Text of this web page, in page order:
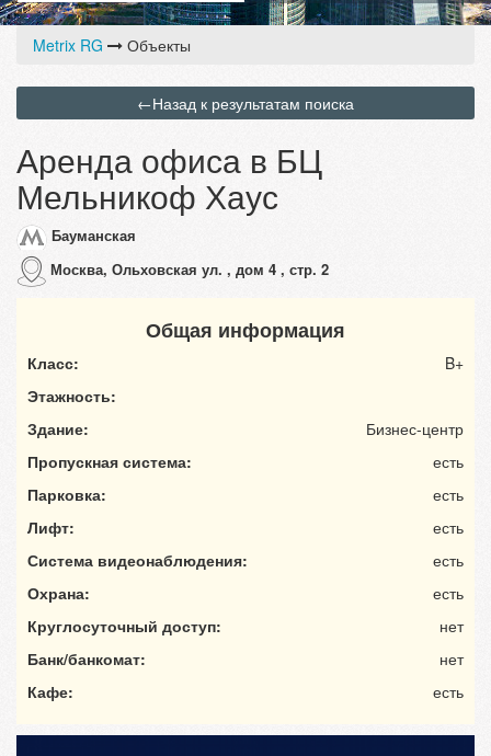
Metrix RG Объекты
←Назад к результатам поиска
Аренда офиса в БЦ
Мельникоф Хаус
Бауманская
Москва, Ольховская ул. , дом 4 , стр. 2
Общая информация
Класс:
B+
Этажность:
Здание:
Бизнес-центр
Пропускная система:
есть
Парковка:
есть
Лифт:
есть
Система видеонаблюдения:
есть
Охрана:
есть
Круглосуточный доступ:
нет
Банк/банкомат:
нет
Кафе:
есть